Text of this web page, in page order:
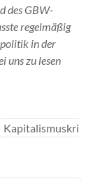
des GBW-
regelmäßig
in der
uns zu lesen
Kapitalismuskri